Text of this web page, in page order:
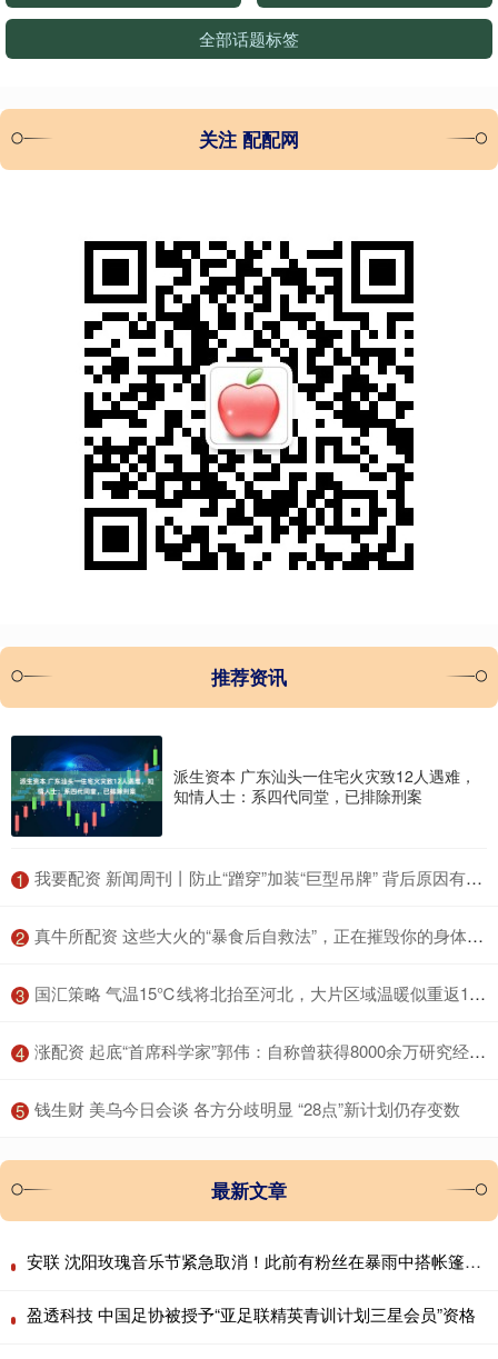
全部话题标签
关注 配配网
推荐资讯
派生资本 广东汕头一住宅火灾致12人遇难，
知情人士：系四代同堂，已排除刑案
1 ​我要配资 新闻周刊丨防止“蹭穿”加装“巨型吊牌” 背后原因有些无奈
2 ​真牛所配资 这些大火的“暴食后自救法”，正在摧毁你的身体！很多人中招
3 ​国汇策略 气温15℃线将北抬至河北，大片区域温暖似重返10月，说好的冷空气降温呢？
4 ​涨配资 起底“首席科学家”郭伟：自称曾获得8000余万研究经费，关联9家企业，不发工资被多家法院“限高”；其博导申报材料曝光
5 ​钱生财 美乌今日会谈 各方分歧明显 “28点”新计划仍存变数
最新文章
安联 沈阳玫瑰音乐节紧急取消！此前有粉丝在暴雨中搭帐篷通宵排队
盈透科技 中国足协被授予“亚足联精英青训计划三星会员”资格